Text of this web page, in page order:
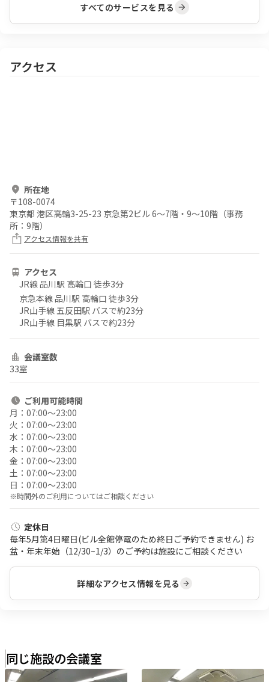
すべてのサービスを見る
アクセス
所在地
〒108-0074
東京都 港区高輪3-25-23 京急第2ビル 6～7階・9～10階（事務
所：9階）
アクセス情報を共有
アクセス
JR線 品川駅 高輪口 徒歩3分
京急本線 品川駅 高輪口 徒歩3分
JR山手線 五反田駅 バスで約23分
JR山手線 目黒駅 バスで約23分
会議室数
33室
ご利用可能時間
月： 07:00〜23:00
火： 07:00〜23:00
水： 07:00〜23:00
木： 07:00〜23:00
金： 07:00〜23:00
土： 07:00〜23:00
日： 07:00〜23:00
※時間外のご利用についてはご相談ください
定休日
毎年5月第4日曜日(ビル全館停電のため終日ご予約できません) お
盆・年末年始（12/30~1/3）のご予約は施設にご相談ください
詳細なアクセス情報を見る
同じ施設の会議室